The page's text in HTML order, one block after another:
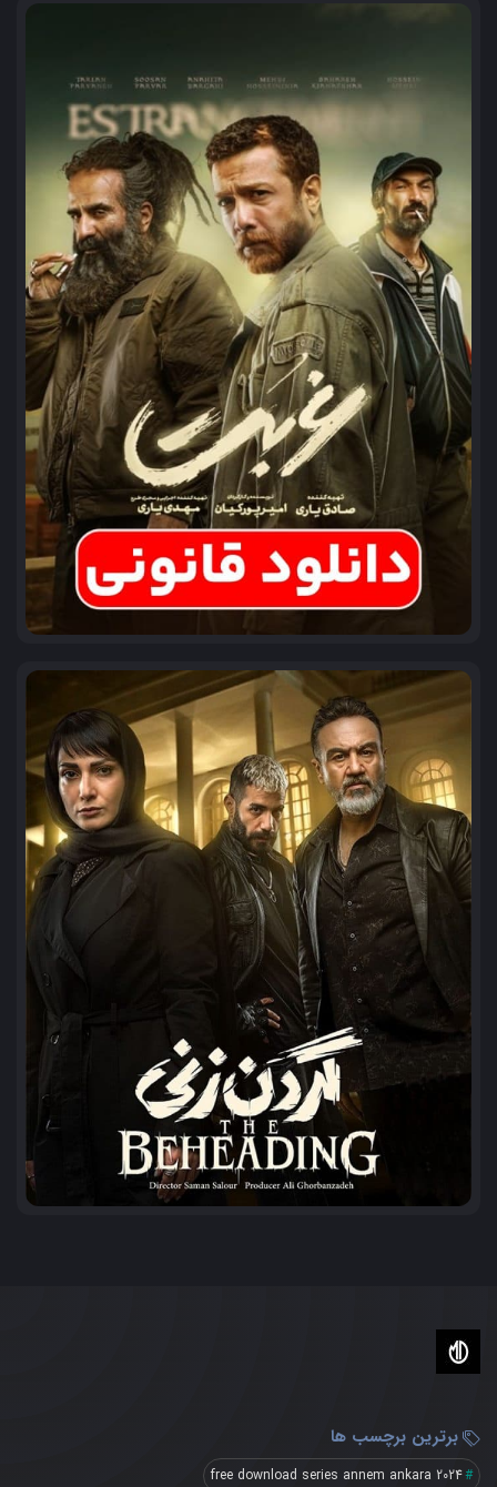
برترین برچسب ها
free download series annem ankara 2024